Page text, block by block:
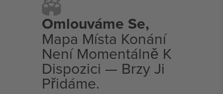
Omlouváme Se,
Mapa Místa Konání
Není Momentálně K
Dispozici — Brzy Ji
Přidáme.